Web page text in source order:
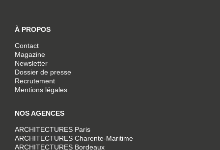
À PROPOS
Contact
Magazine
Newsletter
Dossier de presse
Recrutement
Mentions légales
NOS AGENCES
ARCHITECTURES Paris
ARCHITECTURES Charente-Maritime
ARCHITECTURES Bordeaux